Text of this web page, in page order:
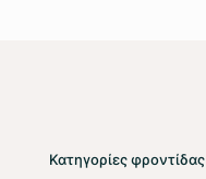
Κατηγορίες φροντίδας